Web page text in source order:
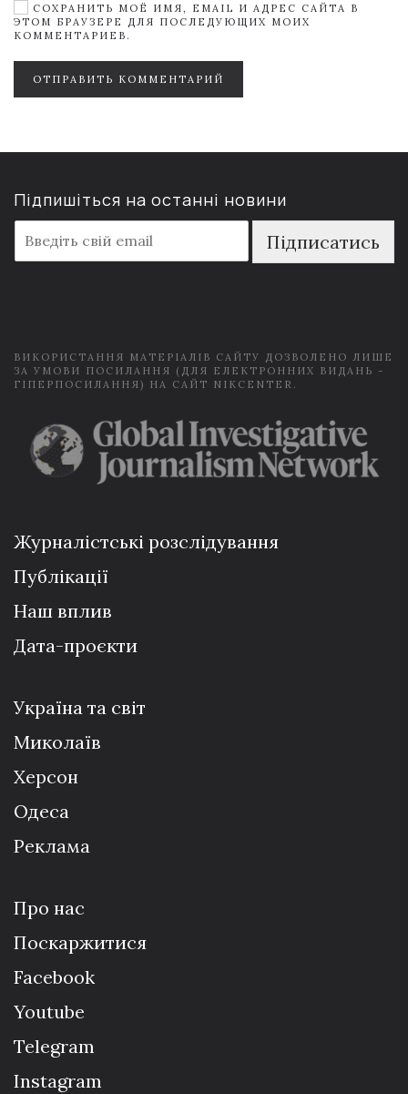
СОХРАНИТЬ МОЁ ИМЯ, EMAIL И АДРЕС САЙТА В
ЭТОМ БРАУЗЕРЕ ДЛЯ ПОСЛЕДУЮЩИХ МОИХ
КОММЕНТАРИЕВ.
ОТПРАВИТЬ КОММЕНТАРИЙ
Підпишіться на останні новини
m
a
Підписатись
ВИКОРИСТАННЯ МАТЕРІАЛІВ САЙТУ ДОЗВОЛЕНО ЛИШЕ
ЗА УМОВИ ПОСИЛАННЯ (ДЛЯ ЕЛЕКТРОННИХ ВИДАНЬ -
ГІПЕРПОСИЛАННЯ) НА САЙТ NIKCENTER.
Журналістські розслідування
Публікації
Наш вплив
Дата-проєкти
Україна та світ
Миколаїв
Херсон
Одеса
Реклама
Про нас
Поскаржитися
Facebook
Youtube
Telegram
Instagram